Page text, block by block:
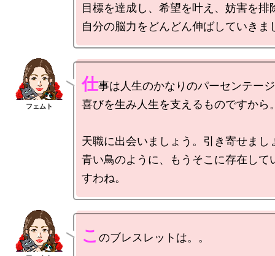
目標を達成し、希望を叶え、妨害を排
仕事は人生のかなりのパーセンテー
喜びを生み人生を支えるものですから
天職に出会いましょう。引き寄せまし
青い鳥のように、もうそこに存在して
こ のブレスレットは。。